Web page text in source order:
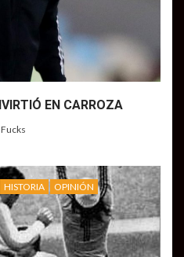
EN CARROZA
HISTORIA
OPINIÓN